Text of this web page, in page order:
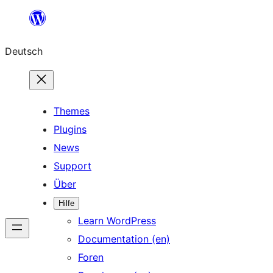
springen
Deutsch
Themes
Plugins
News
Support
Über
Hilfe
Learn WordPress
Documentation (en)
Foren